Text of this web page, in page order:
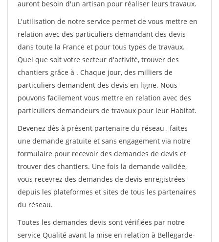
auront besoin d'un artisan pour réaliser leurs travaux.
L'utilisation de notre service permet de vous mettre en
relation avec des particuliers demandant des devis
dans toute la France et pour tous types de travaux.
Quel que soit votre secteur d'activité, trouver des
chantiers grâce à . Chaque jour, des milliers de
particuliers demandent des devis en ligne. Nous
pouvons facilement vous mettre en relation avec des
particuliers demandeurs de travaux pour leur Habitat.
Devenez dès à présent partenaire du réseau , faites
une demande gratuite et sans engagement via notre
formulaire pour recevoir des demandes de devis et
trouver des chantiers. Une fois la demande validée,
vous recevrez des demandes de devis enregistrées
depuis les plateformes et sites de tous les partenaires
du réseau.
Toutes les demandes devis sont vérifiées par notre
service Qualité avant la mise en relation à Bellegarde-